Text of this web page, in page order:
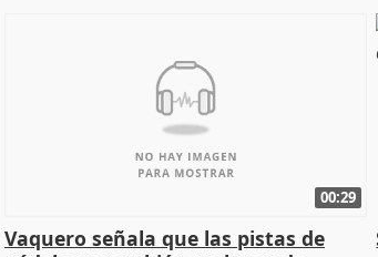
00:29
Vaquero señala que las pistas de